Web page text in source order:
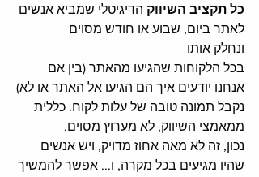
כל תקציב השיווק הדיגיטלי שמביא אנשים
לאתר ביום, שבוע או חודש מסוים
ונחלק אותו
בכל הלקוחות שהגיעו מהאתר (בין אם
אנחנו יודעים איך הם הגיעו אל האתר או לא)
נקבל תמונה טובה של עלות לקוח. כללית
ממאמצי השיווק, לא מערוץ מסוים.
נכון, זה לא מאה אחוז מדויק, ויש אנשים
שהיו מגיעים בכל מקרה, ו... אפשר להמשיך